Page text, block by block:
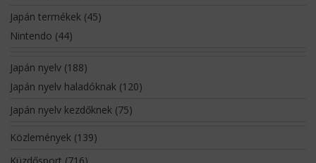
Japán termékek(45)
Nintendo (44)
Japán nyelv(188)
Japán nyelv haladóknak(120)
Japán nyelv kezdőknek(75)
Közlemények(139)